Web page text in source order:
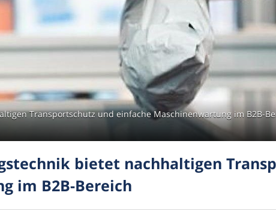
Transportschutz und einfache Maschinenwartung im B2B-
bietet nachhaltigen
im B2B-Bereich